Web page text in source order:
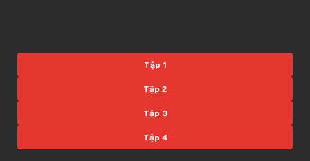
Tập 1
Tập 2
Tập 3
Tập 4